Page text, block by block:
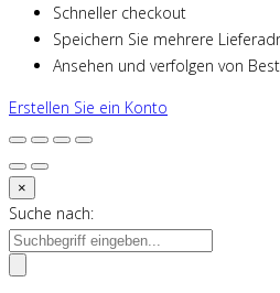
Schneller checkout
Speichern Sie mehrere
Ansehen und verfolgen von
Erstellen Sie ein Konto
×
Suche nach: